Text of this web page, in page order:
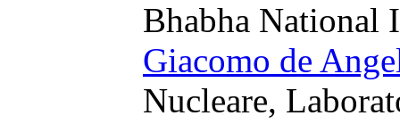
Bhabha National
Giacomo de
Nucleare,